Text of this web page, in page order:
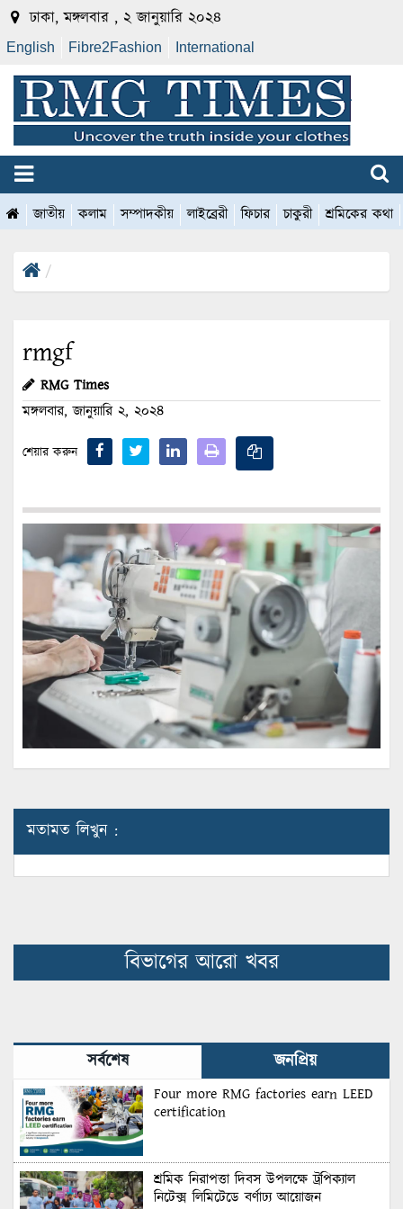
ঢাকা, মঙ্গলবার , ২ জানুয়ারি ২০২৪
English Fibre2Fashion International
জাতীয় কলাম সম্পাদকীয় লাইব্রেরী ফিচার চাকুরী শ্রমিকের কথা
rmgf
RMG Times
মঙ্গলবার, জানুয়ারি ২, ২০২৪
শেয়ার করুন
মতামত লিখুন :
বিভাগের আরো খবর
সর্বশেষ জনপ্রিয়
Four more RMG factories earn LEED
certification
শ্রমিক নিরাপত্তা দিবস উপলক্ষে ট্রপিক্যাল
নিটেক্স লিমিটেডে বর্ণাঢ্য আয়োজন